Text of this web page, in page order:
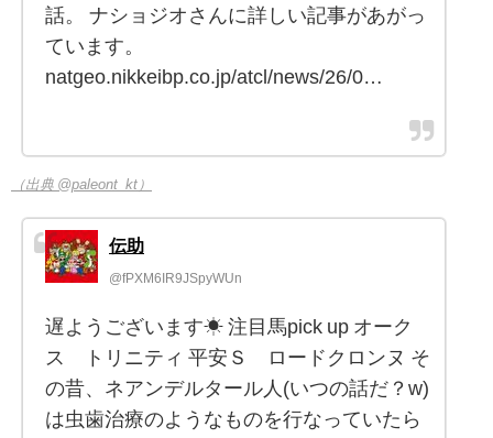
話。 ナショジオさんに詳しい記事があがっ
ています。
natgeo.nikkeibp.co.jp/atcl/news/26/0…
（出典 @paleont_kt）
伝助
@fPXM6IR9JSpyWUn
遅ようございます☀ 注目馬pick up オーク
ス トリニティ 平安Ｓ ロードクロンヌ そ
の昔、ネアンデルタール人(いつの話だ？w)
は虫歯治療のようなものを行なっていたら